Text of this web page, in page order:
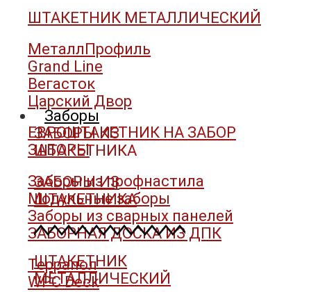
Заборы
ЗАБОРЫ ИЗ
ШТАКЕТНИКА
ЗАБОРЫ ИЗ
ШТАКЕТНИКА
ШТАКЕТНИК
МЕТАЛЛИЧЕСКИЙ
ШТАКЕТНИК МЕТАЛЛИЧЕСКИЙ
МеталлПрофиль
Grand Line
Вегасток
Царский Двор
ЕВРОШТАКЕТНИК НА ЗАБОР
ЗАБОРЫ
Заборы из профнастила
Модульные заборы
Заборы из сварных панелей
ЗАБОРНАЯ ДОСКА ИЗ ДПК
Террапол
WPC Deck